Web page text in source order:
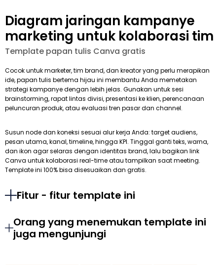
Diagram jaringan kampanye
marketing untuk kolaborasi tim
Template papan tulis Canva gratis
Cocok untuk marketer, tim brand, dan kreator yang perlu merapikan
ide, papan tulis bertema hijau ini membantu Anda memetakan
strategi kampanye dengan lebih jelas. Gunakan untuk sesi
brainstorming, rapat lintas divisi, presentasi ke klien, perencanaan
peluncuran produk, atau evaluasi tren pasar dan channel.
Susun node dan koneksi sesuai alur kerja Anda: target audiens,
pesan utama, kanal, timeline, hingga KPI. Tinggal ganti teks, warna,
dan ikon agar selaras dengan identitas brand, lalu bagikan link
Canva untuk kolaborasi real-time atau tampilkan saat meeting.
Template ini 100% bisa disesuaikan dan gratis.
Fitur - fitur template ini
Orang yang menemukan template ini
juga mengunjungi